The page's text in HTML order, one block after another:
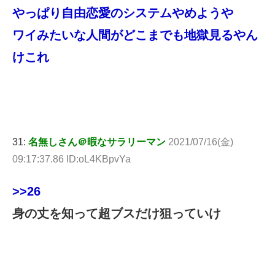
やっぱり自由恋愛のシステムやめようや
ワイみたいな人間がどこまでも地獄見るやん
けこれ
31: 名無しさん＠暇なサラリーマン 2021/07/16(金)
09:17:37.86 ID:oL4KBpvYa
>>26
身の丈を知って超ブスだけ狙っていけ